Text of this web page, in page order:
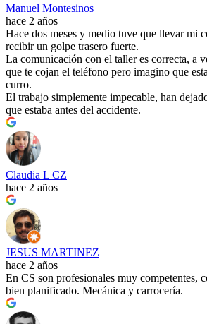
Manuel Montesinos
hace 2 años
Hace dos meses y medio tuve que llevar mi
recibir un golpe trasero fuerte.
La comunicación con el taller es correcta, a
que te cojan el teléfono pero imagino que
curro.
El trabajo simplemente impecable, han
que estaba antes del accidente.
Claudia L CZ
hace 2 años
JESUS MARTINEZ
hace 2 años
En CS son profesionales muy competentes,
bien planificado. Mecánica y carrocería.